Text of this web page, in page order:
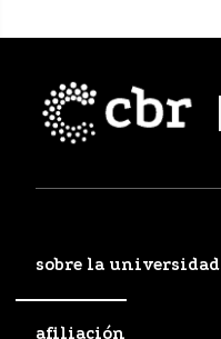
sobre la universidad
afiliación